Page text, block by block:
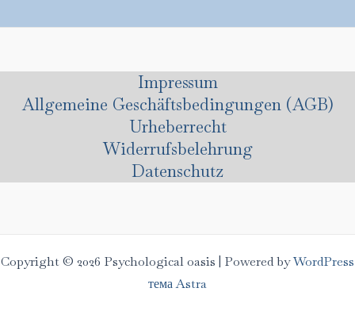
Impressum
Allgemeine Geschäftsbedingungen (AGB)
Urheberrecht
Widerrufsbelehrung
Datenschutz
Copyright © 2026 Psychological oasis | Powered byWordPress
тема Astra